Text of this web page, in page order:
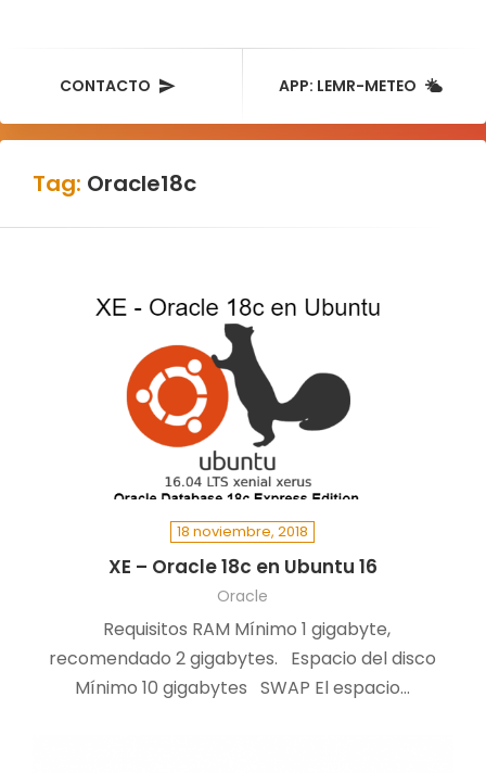
CONTACTO APP: LEMR-METEO
Tag: Oracle18c
18 noviembre, 2018
XE – Oracle 18c en Ubuntu 16
Oracle
Requisitos RAM Mínimo 1 gigabyte,
recomendado 2 gigabytes. Espacio del disco
Mínimo 10 gigabytes SWAP El espacio…